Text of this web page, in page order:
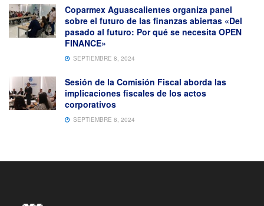
Coparmex Aguascalientes organiza panel
sobre el futuro de las finanzas abiertas «Del
pasado al futuro: Por qué se necesita OPEN
FINANCE»
SEPTIEMBRE 8, 2024
Sesión de la Comisión Fiscal aborda las
implicaciones fiscales de los actos
corporativos
SEPTIEMBRE 8, 2024